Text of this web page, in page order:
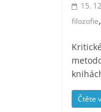
15.
filozofie,
Čtěte